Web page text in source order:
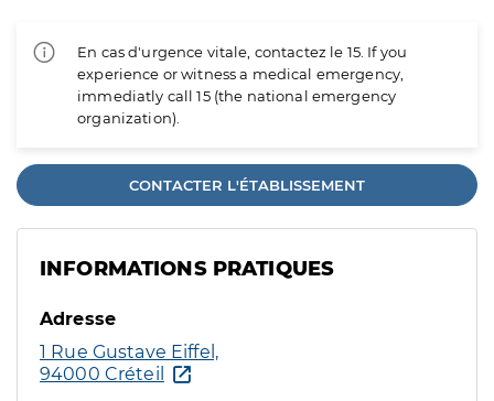
En cas d'urgence vitale, contactez le 15. If you
experience or witness a medical emergency,
immediatly call 15 (the national emergency
organization).
CONTACTER L'ÉTABLISSEMENT
INFORMATIONS PRATIQUES
Adresse
1 Rue Gustave Eiffel,
94000 Créteil